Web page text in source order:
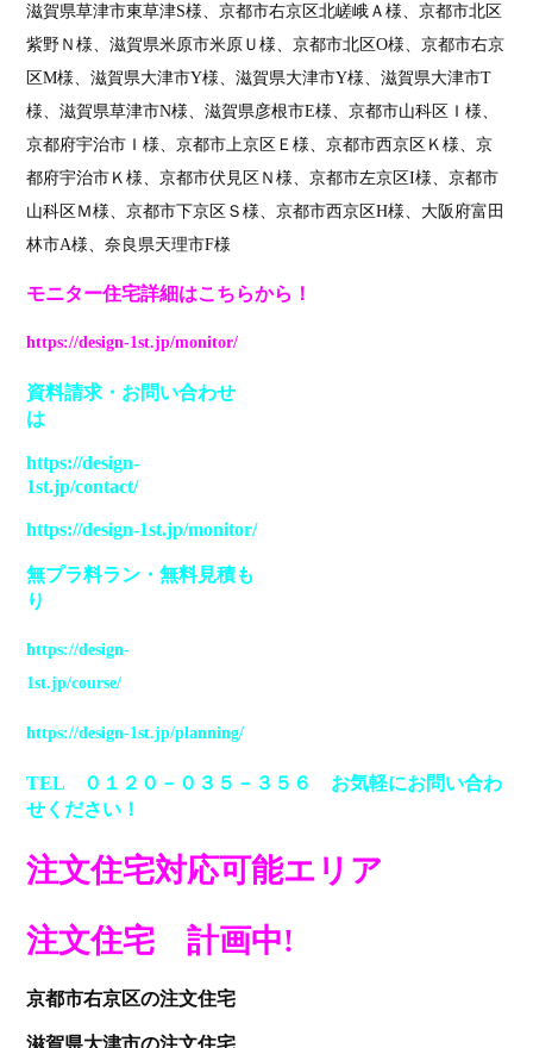
滋賀県草津市東草津S様、京都市右京区北嵯峨Ａ様、京都市北区
紫野Ｎ様、滋賀県米原市米原Ｕ様、京都市北区O様、京都市右京
区M様、滋賀県大津市Y様、滋賀県大津市Y様、滋賀県大津市T
様、滋賀県草津市N様、滋賀県彦根市E様、京都市山科区Ｉ様、
京都府宇治市Ｉ様、京都市上京区Ｅ様、京都市西京区Ｋ様、京
都府宇治市Ｋ様、京都市伏見区Ｎ様、京都市左京区I様、京都市
山科区Ｍ様、京都市下京区Ｓ様、京都市西京区H様、大阪府富田
林市A様、奈良県天理市F様
モニター住宅詳細はこちらから ！
https://design-1st.jp/monitor/
資料請求 ・ お問い合わせ
は
https://design-
1st.jp/contact/
https://design-1st.jp/monitor/
無プラ料ラン ・無料見積も
り
https://design-
1st.jp/course/
https://design-1st.jp/planning/
TEL ０１２０－０３５－３５６ お気軽にお問い合わ
せください！
注文住宅対応可能エリア
注文住宅 計画中!
京都市右京区の注文住宅